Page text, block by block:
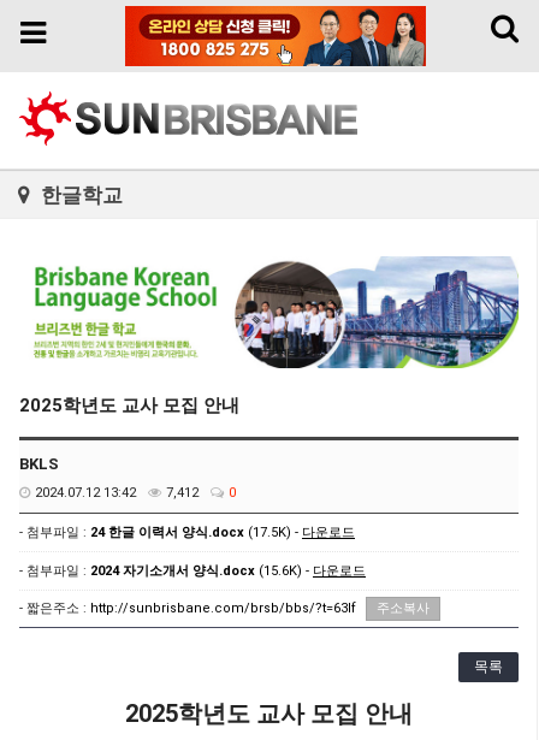
Toggle
Toggle
한글학교
2025학년도 교사 모집 안내
BKLS
2024.07.12 13:42 7,412 0
- 첨부파일 : 24 한글 이력서 양식.docx (17.5K) - 다운로드
- 첨부파일 : 2024 자기소개서 양식.docx (15.6K) - 다운로드
- 짧은주소 : http://sunbrisbane.com/brsb/bbs/?t=63If 주소복사
목록
2025학년도 교사 모집 안내